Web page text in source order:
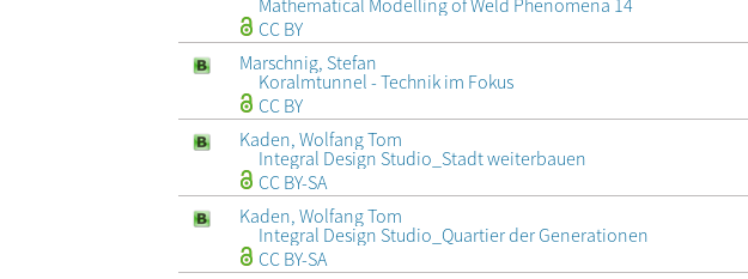
Mathematical Modelling of Weld Phenomena 14
CC BY
Marschnig, Stefan
Koralmtunnel - Technik im Fokus
CC BY
Kaden, Wolfang Tom
Integral Design Studio_Stadt weiterbauen
CC BY-SA
Kaden, Wolfang Tom
Integral Design Studio_Quartier der Generationen
CC BY-SA